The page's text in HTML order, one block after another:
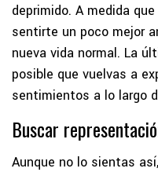
deprimido. A medida
sentirte un poco mejor
nueva vida normal. La
posible que vuelvas a
sentimientos a lo largo
Buscar
Aunque no lo sientas